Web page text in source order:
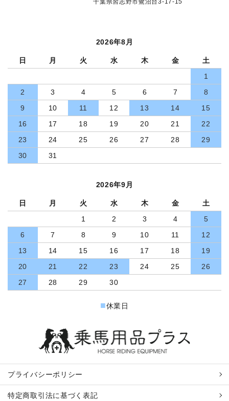
千葉県習志野市鷺沼台3-17-15
2026年8月
日 月 火 水 木 金
土
1
2
3 4 5 6 7
8
9
10 11 12 13 14
15
16
17 18 19 20 21
22
23
24 25 26 27 28
29
30
31
2026年9月
日 月 火 水 木 金
土
1
2 3 4
5
6
7 8 9 10 11
12
13
14 15 16 17 18
19
20
21 22 23 24 25
26
27
28 29 30
■休業日
プライバシーポリシー
特定商取引法に基づく表記